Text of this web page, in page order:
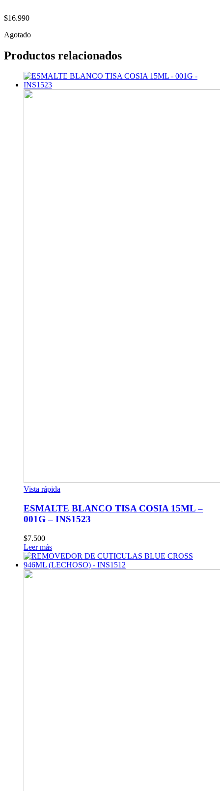
$16.990
Agotado
Productos relacionados
Vista rápida
ESMALTE BLANCO TISA COSIA 15ML –
001G – INS1523
$7.500
Leer más